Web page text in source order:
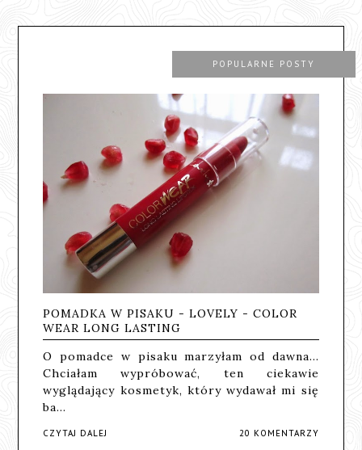
POPULARNE POSTY
POMADKA W PISAKU - LOVELY - COLOR
WEAR LONG LASTING
O pomadce w pisaku marzyłam od dawna...
Chciałam wypróbować, ten ciekawie
wyglądający kosmetyk, który wydawał mi się
ba…
CZYTAJ DALEJ 20 KOMENTARZY